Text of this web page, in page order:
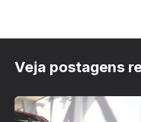
Veja postagens